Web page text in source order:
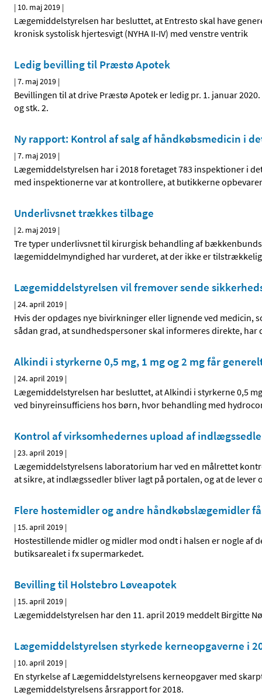
| 10. maj 2019 |
Lægemiddelstyrelsen har besluttet, at Entresto skal have
kronisk systolisk hjertesvigt (NYHA II-IV) med venstre ventrik
Ledig bevilling til Præstø Apotek
|7. maj 2019 |
Bevillingen til at drive Præstø Apotek er ledig pr. 1. januar
og stk. 2.
Ny rapport: Kontrol af salg af håndkøbsmedicin i
|7. maj 2019 |
Lægemiddelstyrelsen har i 2018 foretaget 783 inspektioner i
med inspektionerne var at kontrollere, at butikkerne
Underlivsnet trækkes tilbage
|2. maj 2019 |
Tre typer underlivsnet til kirurgisk behandling af
lægemiddelmyndighed har vurderet, at der ikke er
Lægemiddelstyrelsen vil fremover sende
|24. april 2019 |
Hvis der opdages nye bivirkninger eller lignende ved
sådan grad, at sundhedspersoner skal informeres direkte,
Alkindi i styrkerne 0,5 mg, 1 mg og 2 mg får
|24. april 2019 |
Lægemiddelstyrelsen har besluttet, at Alkindi i styrkerne 0,5
ved binyreinsufficiens hos børn, hvor behandling med
Kontrol af virksomhedernes upload af
|23. april 2019 |
Lægemiddelstyrelsens laboratorium har ved en målrettet
at sikre, at indlægssedler bliver lagt på portalen, og at de
Flere hostemidler og andre håndkøbslægemidler
| 15. april 2019 |
Hostestillende midler og midler mod ondt i halsen er nogle af
butiksarealet i fx supermarkedet.
Bevilling til Holstebro Løveapotek
| 15. april 2019 |
Lægemiddelstyrelsen har den 11. april 2019 meddelt Birgitte
Lægemiddelstyrelsen styrkede kerneopgaverne i
| 10. april 2019 |
En styrkelse af Lægemiddelstyrelsens kerneopgaver med
Lægemiddelstyrelsens årsrapport for 2018.